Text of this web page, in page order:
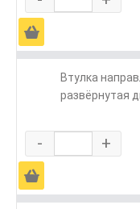
Ä
Втулка
развёрнутая
- +
Ä